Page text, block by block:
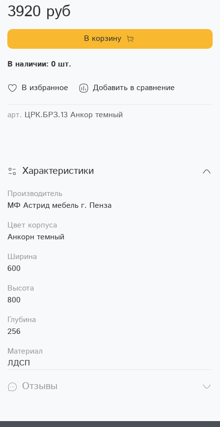
В избранное Добавить в сравнение
арт. ЦРК.БРЗ.13 Анкор темный
3920 руб
В корзину
В наличии: 0 шт.
Характеристики
Производитель
МФ Астрид мебель г. Пенза
Цвет корпуса
Анкорн темный
Ширина
600
Высота
800
Глубина
256
Материал
ЛДСП
Отзывы